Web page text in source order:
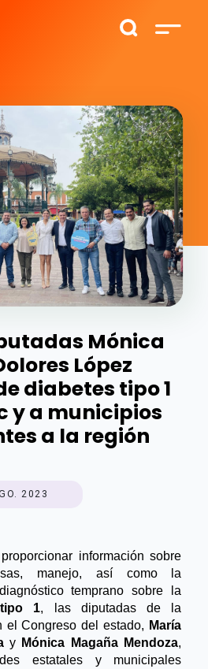
Mónica
López
diabetes tipo 1
y a municipios
a la región
2023
información sobre
manejo, así como la
1
el Congreso del estado, María
y Mónica Magaña Mendoza,
estatales y municipales